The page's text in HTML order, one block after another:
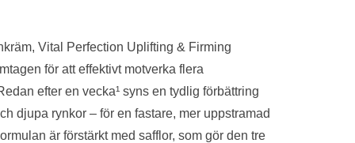
Vital Perfection Uplifting & Firming
för att effektivt motverka flera
efter en vecka¹ syns en tydlig förbättring
djupa rynkor – för en fastare, mer uppstramad
är förstärkt med safflor, som gör den tre